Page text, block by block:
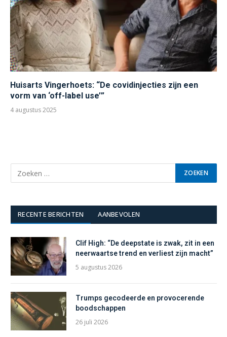
Huisarts Vingerhoets: “De covidinjecties zijn een
vorm van ‘off-label use’”
4 augustus 2025
RECENTE BERICHTEN AANBEVOLEN
Clif High: “De deepstate is zwak, zit in een
neerwaartse trend en verliest zijn macht”
5 augustus 2026
Trumps gecodeerde en provocerende
boodschappen
26 juli 2026